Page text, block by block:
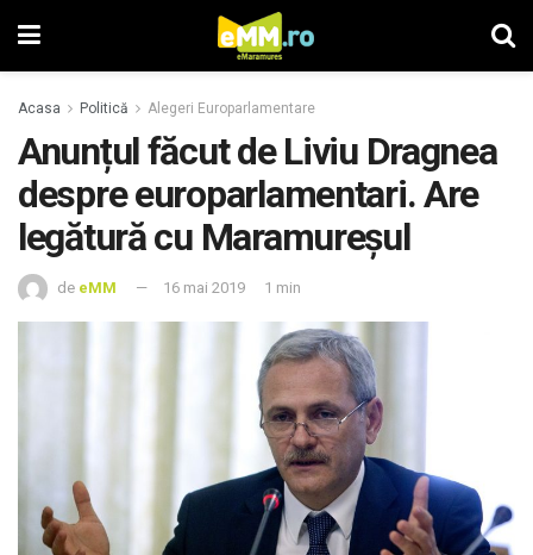
Acasa Politică Alegeri Europarlamentare
Anunțul făcut de Liviu Dragnea
despre europarlamentari. Are
legătură cu Maramureșul
de eMM 16 mai 2019 1 min